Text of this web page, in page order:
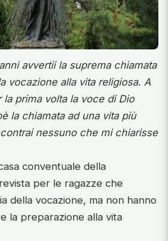
avvertii la suprema chiamata
vocazione alla vita religiosa. A
prima volta la voce di Dio
la chiamata ad una vita più
nessuno che mi chiarisse
conventuale della
per le ragazze che
della vocazione, ma non hanno
la preparazione alla vita